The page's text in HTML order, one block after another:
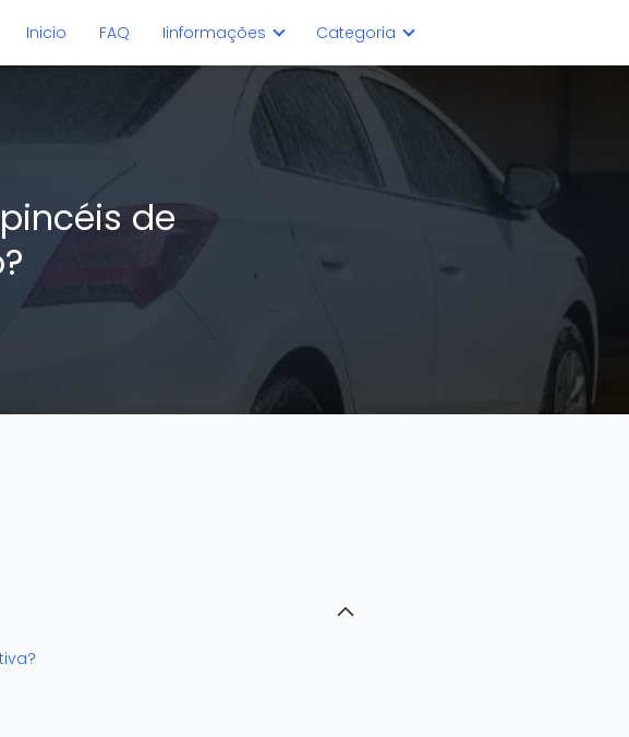
Inicio FAQ Iinformações Categoria
de